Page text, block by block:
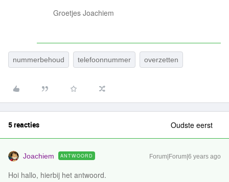
Groetjes Joachiem
nummerbehoud telefoonnummer overzetten
5 reacties Oudste eerst
Joachiem ANTWOORD Forum|Forum|6 years ago
Hoi hallo, hierbij het antwoord.